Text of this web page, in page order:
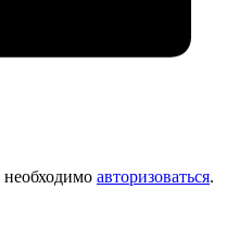
авторизоваться.